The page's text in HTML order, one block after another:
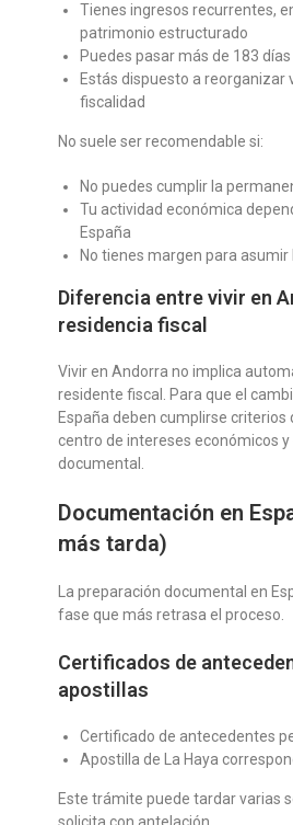
Tienes ingresos recurrentes,
patrimonio estructurado
Puedes pasar más de 183
Estás dispuesto a reorganizar
fiscalidad
No suele ser recomendable si:
No puedes cumplir la
Tu actividad económica
España
No tienes margen para asumir
Diferencia entre vivir en
residencia fiscal
Vivir en Andorra no implica
residente fiscal. Para que el
España deben cumplirse criterios
centro de intereses económicos
documental.
Documentación en
más tarda)
La preparación documental en
fase que más retrasa el proceso.
Certificados de
apostillas
Certificado de antecedentes
Apostilla de La Haya
Este trámite puede tardar varias